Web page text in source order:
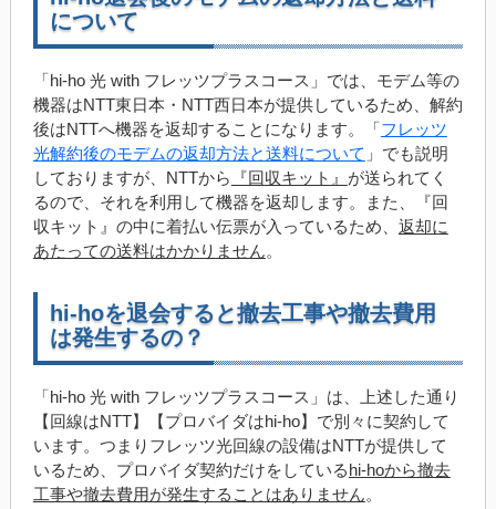
について
「hi-ho 光 with フレッツプラスコース」では、モデム等の
機器はNTT東日本・NTT西日本が提供しているため、解約
後はNTTへ機器を返却することになります。「フレッツ
光解約後のモデムの返却方法と送料について 」でも説明
しておりますが、NTTから
『回収キット』 が送られてく
るので、それを利用して機器を返却します。また、『回
収キット』の中に着払い伝票が入っているため、 返却に
あたっての送料はかかりません。
hi-hoを退会すると撤去工事や撤去費用
は発生するの？
「hi-ho 光 with フレッツプラスコース」は、上述した通り
【回線はNTT】【プロバイダはhi-ho】で別々に契約して
います。つまりフレッツ光回線の設備はNTTが提供して
いるため、プロバイダ契約だけをしているhi-hoから撤去
工事や撤去費用が発生することはありません。